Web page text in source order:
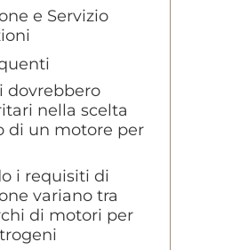
e Servizio
dovrebbero
nella scelta
di un motore per
i requisiti di
variano tra
di motori per